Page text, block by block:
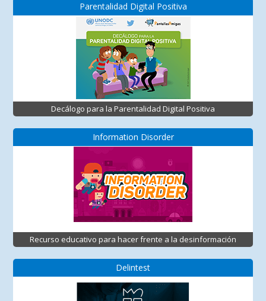
Parentalidad Digital Positiva
Decálogo para la Parentalidad Digital Positiva
Information Disorder
Recurso educativo para hacer frente a la desinformación
Delintest